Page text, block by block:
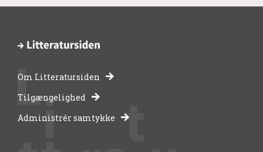
-
bibliotekernes
Om Litteratursiden
Tilgængelighed
Administrér samtykke